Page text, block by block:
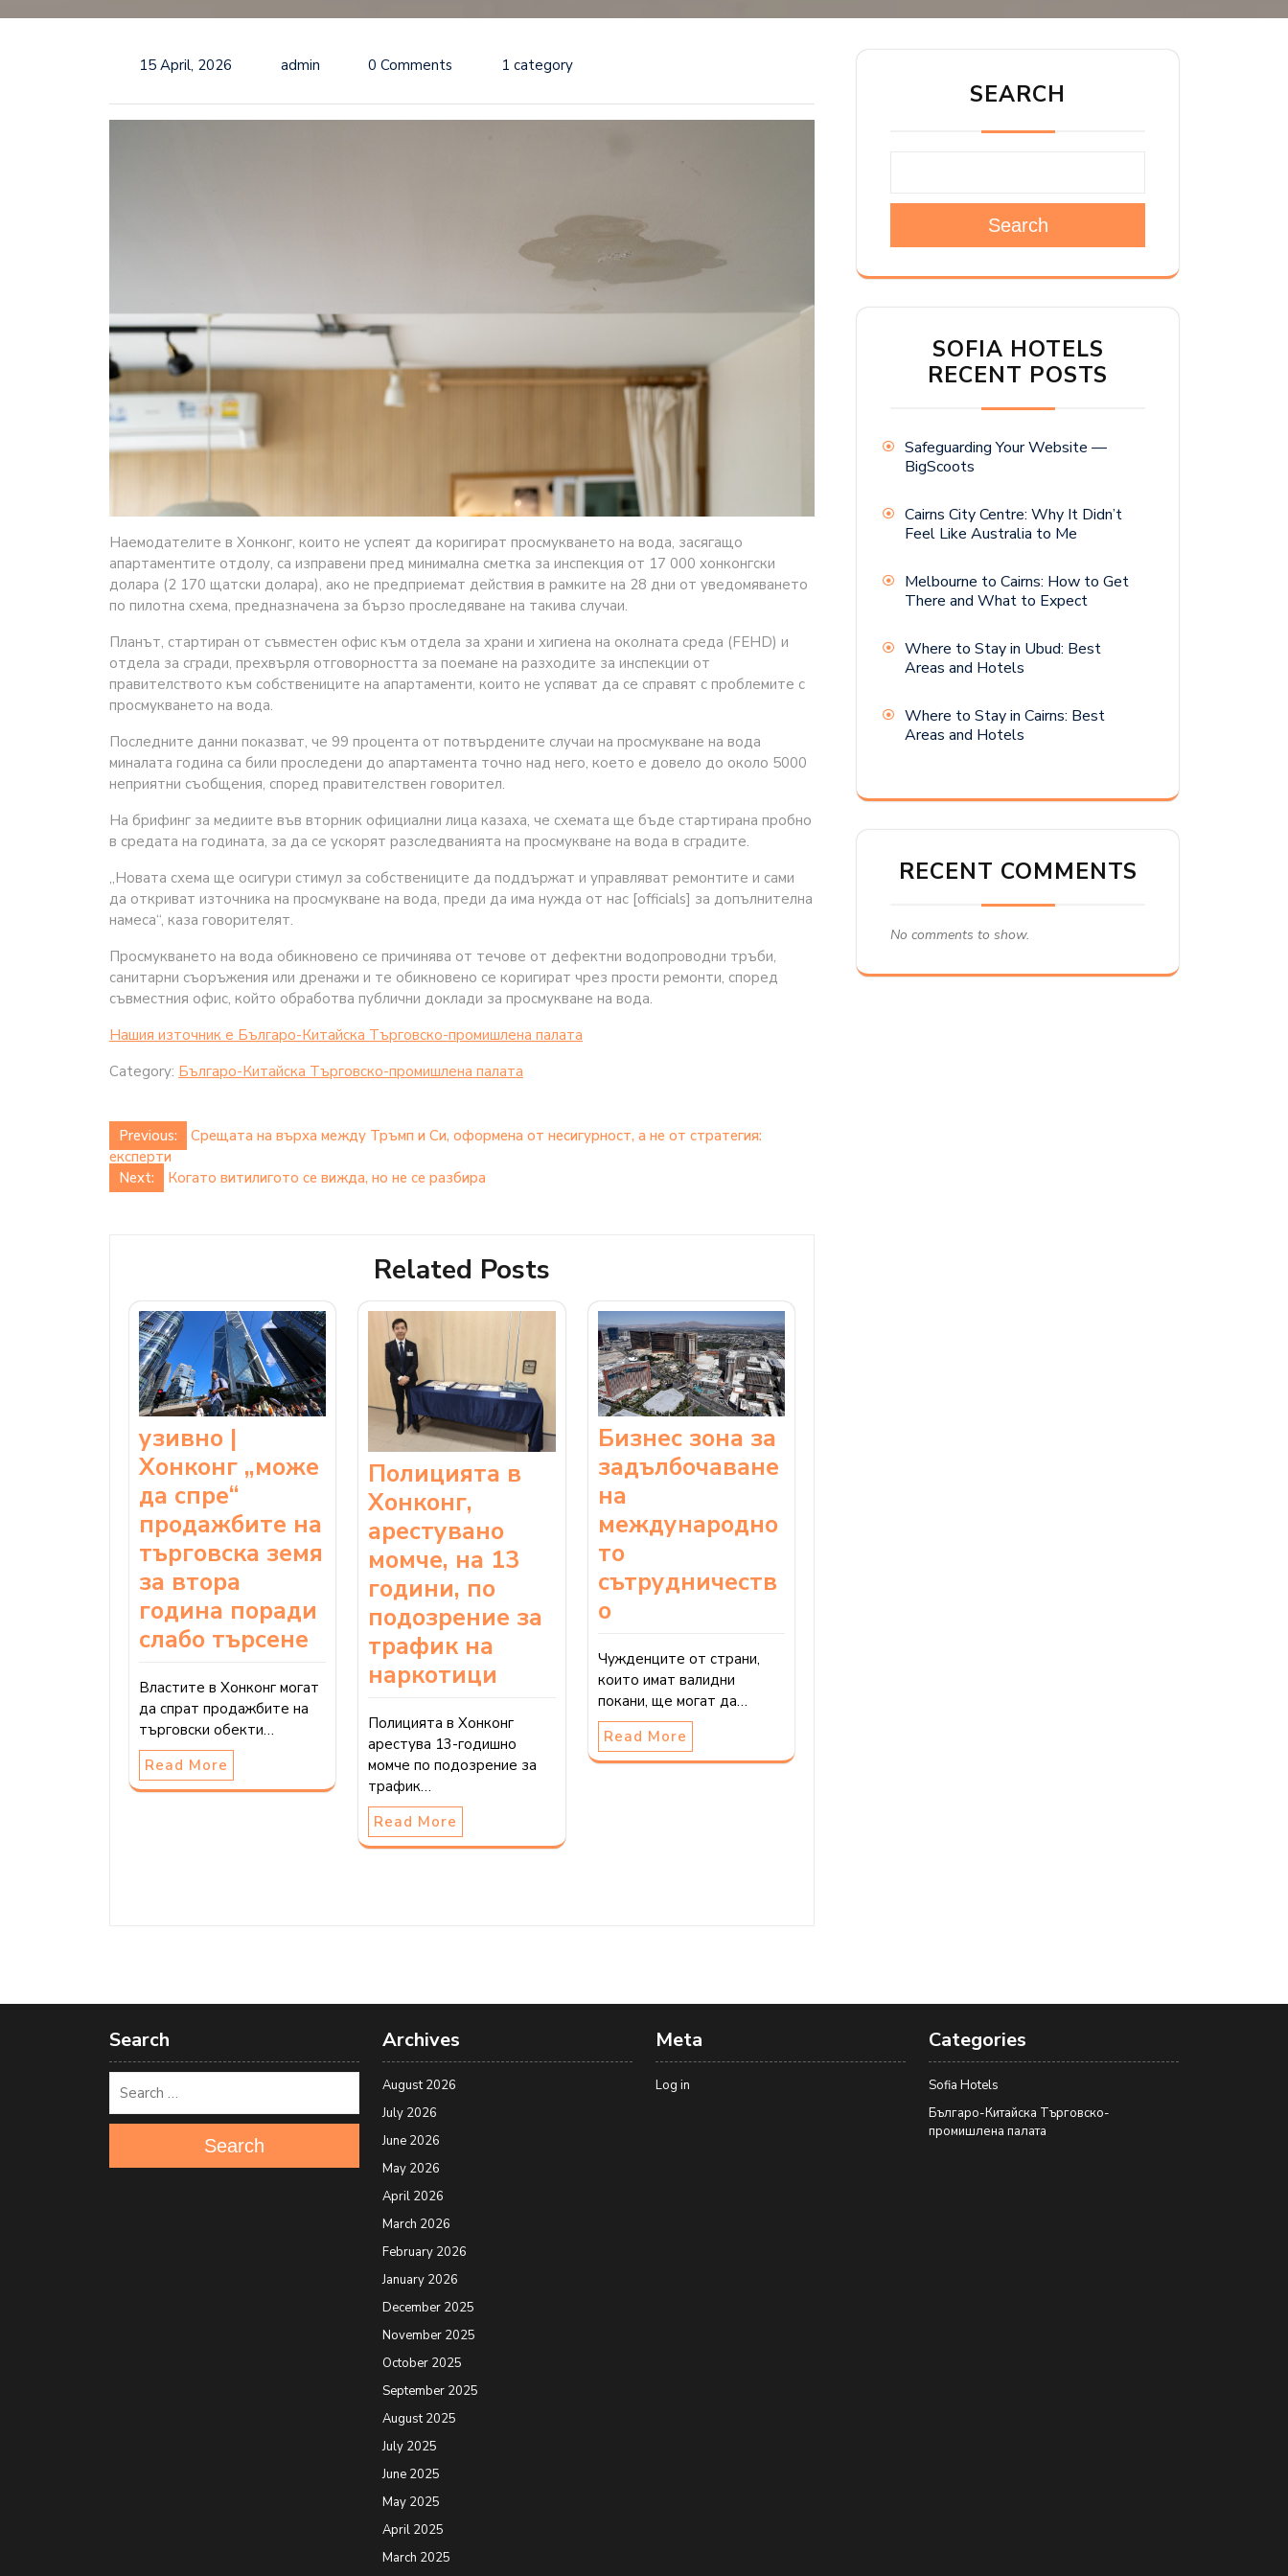
15 April, 2026 admin 0 Comments 1 category
Наемодателите в Хонконг, които не успеят да коригират просмукването на вода, засягащо
апартаментите отдолу, са изправени пред минимална сметка за инспекция от 17 000 хонконгски
долара (2 170 щатски долара), ако не предприемат действия в рамките на 28 дни от уведомяването
по пилотна схема, предназначена за бързо проследяване на такива случаи.
Планът, стартиран от съвместен офис към отдела за храни и хигиена на околната среда (FEHD) и
отдела за сгради, прехвърля отговорността за поемане на разходите за инспекции от
правителството към собствениците на апартаменти, които не успяват да се справят с проблемите с
просмукването на вода.
Последните данни показват, че 99 процента от потвърдените случаи на просмукване на вода
миналата година са били проследени до апартамента точно над него, което е довело до около 5000
неприятни съобщения, според правителствен говорител.
На брифинг за медиите във вторник официални лица казаха, че схемата ще бъде стартирана пробно
в средата на годината, за да се ускорят разследванията на просмукване на вода в сградите.
„Новата схема ще осигури стимул за собствениците да поддържат и управляват ремонтите и сами
да откриват източника на просмукване на вода, преди да има нужда от нас [officials] за допълнителна
намеса“, каза говорителят.
Просмукването на вода обикновено се причинява от течове от дефектни водопроводни тръби,
санитарни съоръжения или дренажи и те обикновено се коригират чрез прости ремонти, според
съвместния офис, който обработва публични доклади за просмукване на вода.
Нашия източник е Българо-Китайска Търговско-промишлена палaта
Category: Българо-Китайска Търговско-промишлена палaта
Post
navigation
Previous:
Срещата на върха между Тръмп и Си, оформена от несигурност, а не от стратегия:
експерти
Next:
Когато витилигото се вижда, но не се разбира
Related Posts
узивно |
Хонконг „може
да спре“
продажбите на
търговска земя
за втора
година поради
слабо търсене
Властите в Хонконг могат
да спрат продажбите на
търговски обекти…
Read More
Полицията в
Хонконг,
арестувано
момче, на 13
години, по
подозрение за
трафик на
наркотици
Полицията в Хонконг
арестува 13-годишно
момче по подозрение за
трафик…
Read More
Бизнес зона за
задълбочаване
на
международно
то
сътрудничеств
о
Чужденците от страни,
които имат валидни
покани, ще могат да…
Read More
SEARCH
Search
SOFIA HOTELS
RECENT POSTS
Safeguarding Your Website —
BigScoots
Cairns City Centre: Why It Didn’t
Feel Like Australia to Me
Melbourne to Cairns: How to Get
There and What to Expect
Where to Stay in Ubud: Best
Areas and Hotels
Where to Stay in Cairns: Best
Areas and Hotels
RECENT COMMENTS
No comments to show.
Search
Search
Archives
August 2026
July 2026
June 2026
May 2026
April 2026
March 2026
February 2026
January 2026
December 2025
November 2025
October 2025
September 2025
August 2025
July 2025
June 2025
May 2025
April 2025
March 2025
Meta
Log in
Categories
Sofia Hotels
Българо-Китайска Търговско-
промишлена палaта